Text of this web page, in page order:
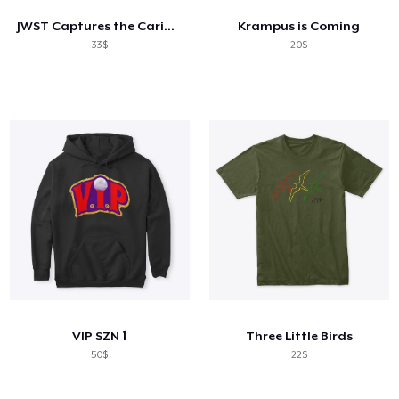
JWST Captures the Carina Nebula
33$
Krampus is Coming
20$
VIP SZN 1
50$
Three Little Birds
22$